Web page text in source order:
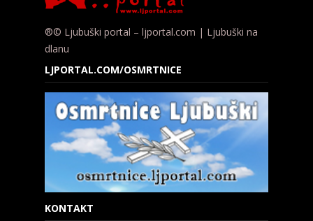
®© Ljubuški portal – ljportal.com | Ljubuški na
dlanu
LJPORTAL.COM/OSMRTNICE
KONTAKT